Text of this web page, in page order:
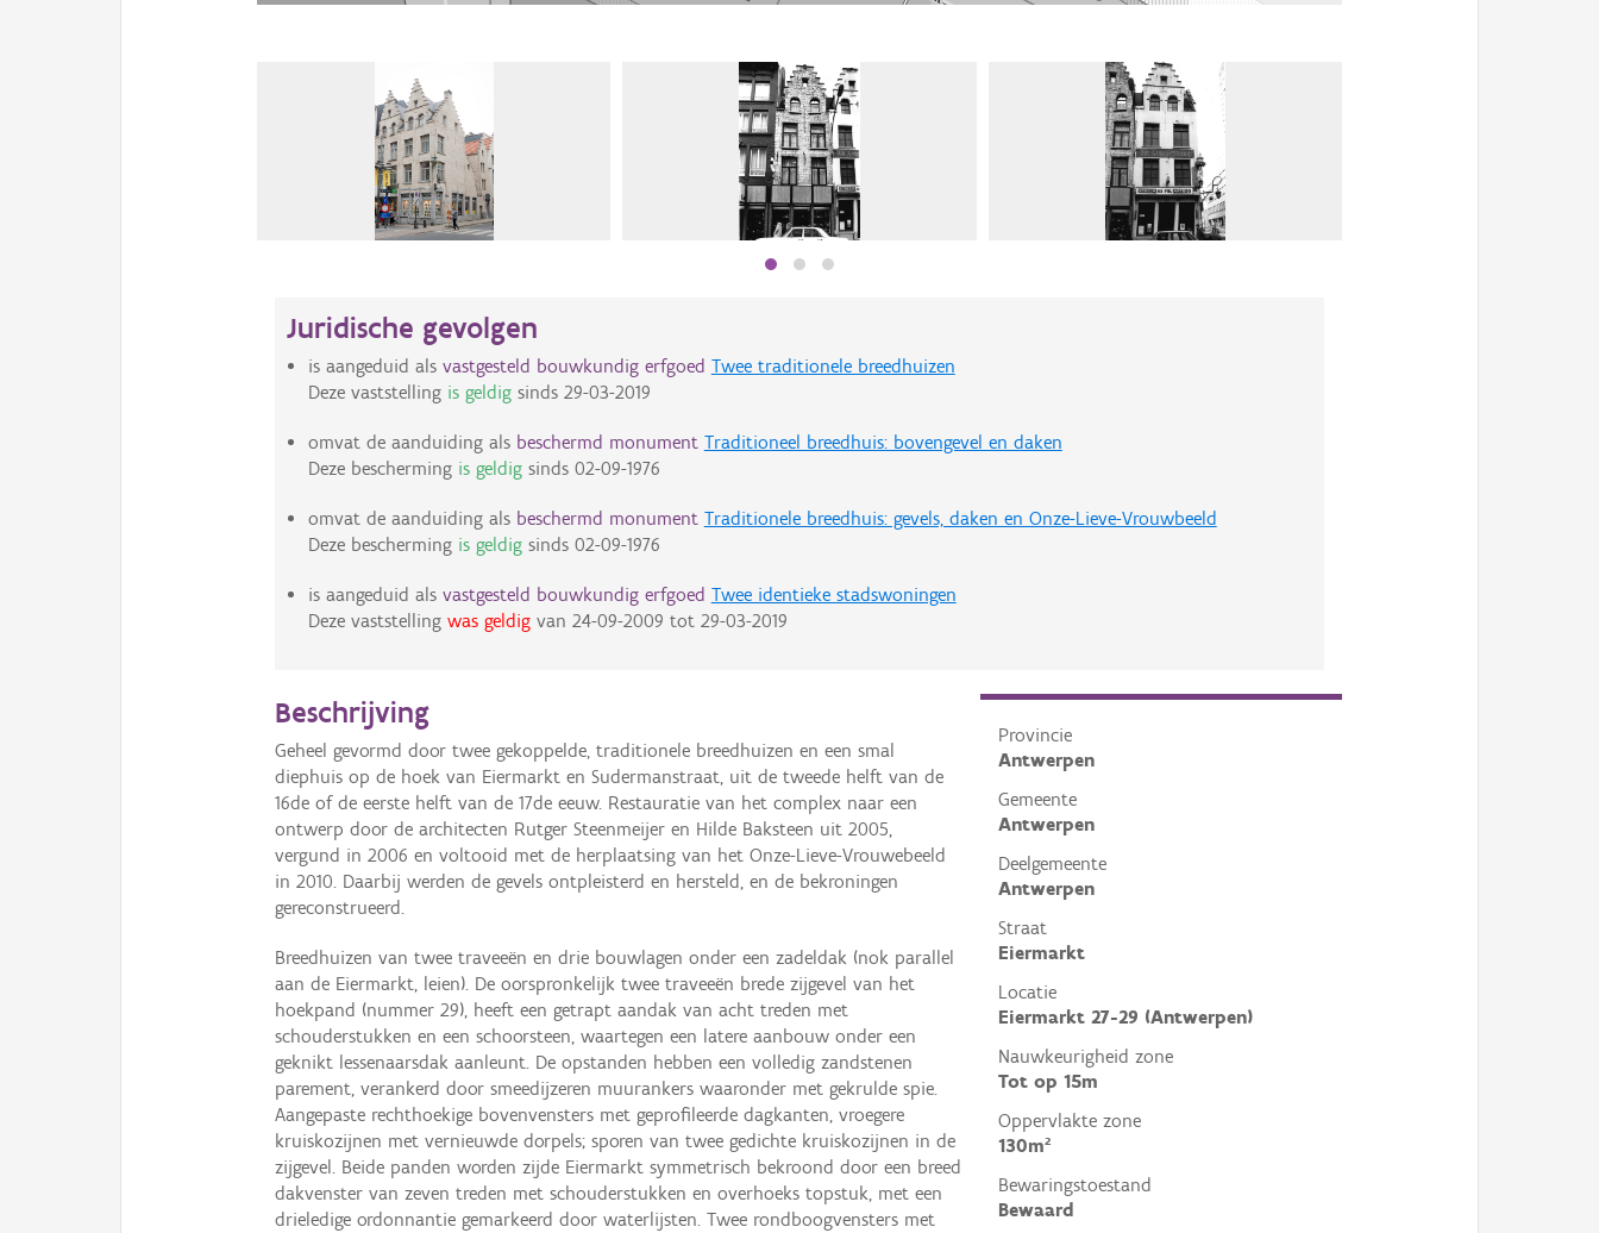
Juridische gevolgen
is aangeduid als vastgesteld bouwkundig erfgoed Twee traditionele breedhuizen
Deze vaststelling is geldigsinds 29-03-2019
omvat de aanduiding als beschermd monument Traditioneel breedhuis: bovengevel en daken
Deze bescherming is geldigsinds 02-09-1976
omvat de aanduiding als beschermd monument Traditionele breedhuis: gevels, daken en Onze-Lieve-Vrouwbeeld
Deze bescherming is geldigsinds 02-09-1976
is aangeduid als vastgesteld bouwkundig erfgoed Twee identieke stadswoningen
Deze vaststelling was geldigvan 24-09-2009 tot 29-03-2019
Provincie
Antwerpen
Gemeente
Antwerpen
Deelgemeente
Antwerpen
Straat
Eiermarkt
Locatie
Eiermarkt 27-29 (Antwerpen)
Nauwkeurigheid zone
Tot op 15m
Oppervlakte zone
130m²
Bewaringstoestand
Bewaard
Beschrijving
Geheel gevormd door twee gekoppelde, traditionele breedhuizen en een smal
diephuis op de hoek van Eiermarkt en Sudermanstraat, uit de tweede helft van de
16de of de eerste helft van de 17de eeuw. Restauratie van het complex naar een
ontwerp door de architecten Rutger Steenmeijer en Hilde Baksteen uit 2005,
vergund in 2006 en voltooid met de herplaatsing van het Onze-Lieve-Vrouwebeeld
in 2010. Daarbij werden de gevels ontpleisterd en hersteld, en de bekroningen
gereconstrueerd.
Breedhuizen van twee traveeën en drie bouwlagen onder een zadeldak (nok parallel
aan de Eiermarkt, leien). De oorspronkelijk twee traveeën brede zijgevel van het
hoekpand (nummer 29), heeft een getrapt aandak van acht treden met
schouderstukken en een schoorsteen, waartegen een latere aanbouw onder een
geknikt lessenaarsdak aanleunt. De opstanden hebben een volledig zandstenen
parement, verankerd door smeedijzeren muurankers waaronder met gekrulde spie.
Aangepaste rechthoekige bovenvensters met geprofileerde dagkanten, vroegere
kruiskozijnen met vernieuwde dorpels; sporen van twee gedichte kruiskozijnen in de
zijgevel. Beide panden worden zijde Eiermarkt symmetrisch bekroond door een breed
dakvenster van zeven treden met schouderstukken en overhoeks topstuk, met een
drieledige ordonnantie gemarkeerd door waterlijsten. Twee rondboogvensters met